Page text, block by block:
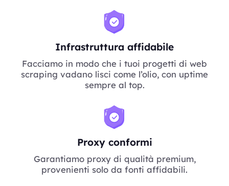
Infrastruttura affidabile
Facciamo in modo che i tuoi progetti di web
scraping vadano lisci come l’olio, con uptime
sempre al top.
Proxy conformi
Garantiamo proxy di qualità premium,
provenienti solo da fonti affidabili.